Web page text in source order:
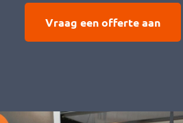
Vraag een offerte aan